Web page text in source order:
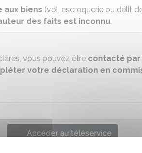
aux biens (vol, escroquerie ou délit
des faits est inconnu.
vous pouvez être contacté par
votre déclaration en
Accéder au téléservice